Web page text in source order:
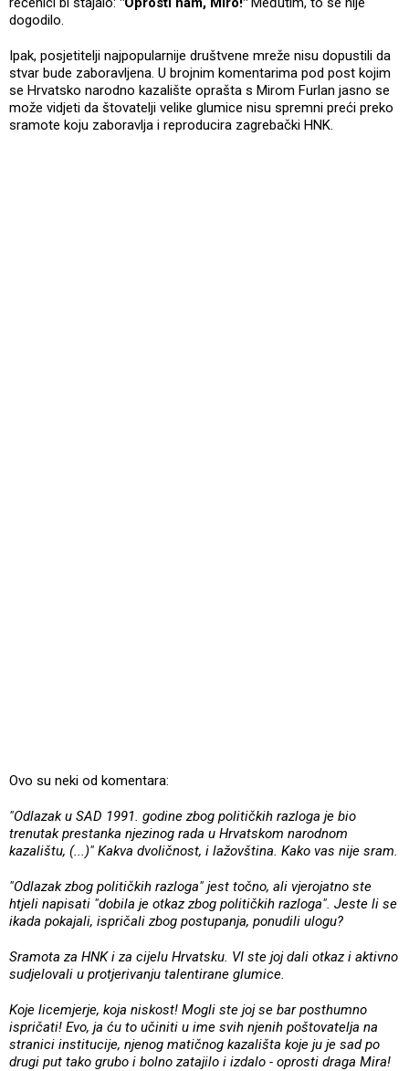
dogodilo.
Ipak, posjetitelji najpopularnije društvene mreže nisu dopustili da
stvar bude zaboravljena. U brojnim komentarima pod post kojim
se Hrvatsko narodno kazalište oprašta s Mirom Furlan jasno se
može vidjeti da štovatelji velike glumice nisu spremni preći preko
sramote koju zaboravlja i reproducira zagrebački HNK.
Ovo su neki od komentara:
"Odlazak u SAD 1991. godine zbog političkih razloga je bio
trenutak prestanka njezinog rada u Hrvatskom narodnom
kazalištu, (...)" Kakva dvoličnost, i lažovština. Kako vas nije sram.
"Odlazak zbog političkih razloga" jest točno, ali vjerojatno ste
htjeli napisati "dobila je otkaz zbog političkih razloga". Jeste li se
ikada pokajali, ispričali zbog postupanja, ponudili ulogu?
Sramota za HNK i za cijelu Hrvatsku. VI ste joj dali otkaz i aktivno
sudjelovali u protjerivanju talentirane glumice.
Koje licemjerje, koja niskost! Mogli ste joj se bar posthumno
ispričati! Evo, ja ću to učiniti u ime svih njenih poštovatelja na
stranici institucije, njenog matičnog kazališta koje ju je sad po
drugi put tako grubo i bolno zatajilo i izdalo - oprosti draga Mira!